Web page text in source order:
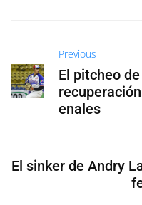
Previous
El pitcheo
enales
El sinker de Andry